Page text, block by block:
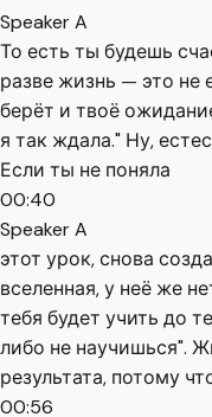
Speaker A
То есть ты будешь
разве жизнь — это не
берёт и твоё
я так ждала." Ну,
Если ты не поняла
00:40
Speaker A
этот урок, снова
вселенная, у неё же
тебя будет учить до
либо не научишься".
результата, потому
00:56